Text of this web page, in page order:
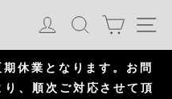
ログイン
検索 カート
300ポイントプレゼン